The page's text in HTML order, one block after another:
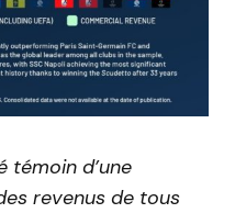
témoin d’une
revenus de tous